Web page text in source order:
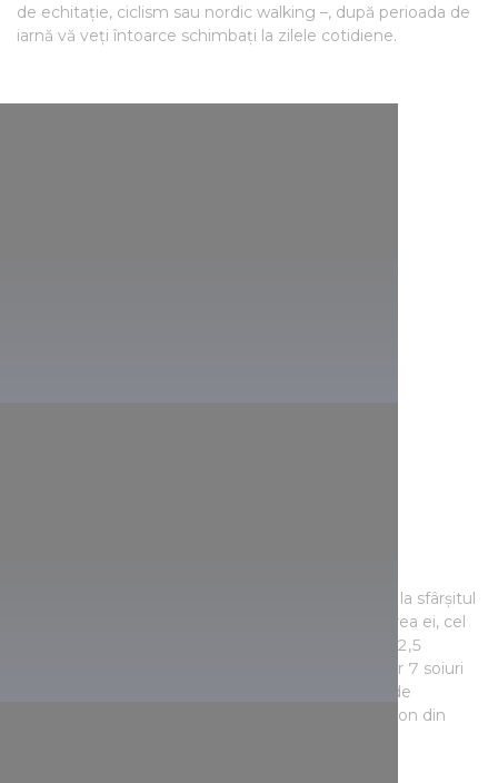
de echitație, ciclism sau nordic walking –, după perioada de
iarnă vă veți întoarce schimbați la zilele cotidiene.
Parcul dendrologic din Alcsút trebuie vizitat până la sfârșitul
lunii martie, ca să puteți vedea, în toată splendoarea ei, cel
mai mare câmp cu ghiocei din țară. Suprafața de 2,5
hectare este acoperită de 28 de variante ale celor 7 soiuri
de ghiocei. (Dacă ați dori să vedeți și brândușele de
primăvară, atunci vizitați Parcul Dendrologic Kámon din